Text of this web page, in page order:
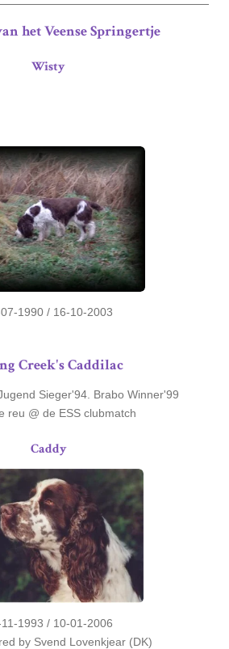
het Veense Springertje
Wisty
1990 / 16-10-2003
Creek's Caddilac
Sieger'94. Brabo Winner'99
reu @ de ESS clubmatch
Caddy
1993 / 10-01-2006
by Svend Lovenkjear (DK)